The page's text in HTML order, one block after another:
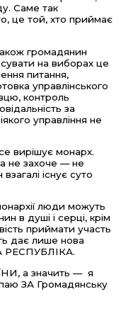
Саме так
це той, хто приймає
громадянин
на виборах це
питання,
управлінського
контроль
за
управління не
вирішує монарх.
не захоче — не
існує суто
люди можуть
в душі і серці, крім
приймати участь
дає лише нова
РЕСПУБЛІКА.
а значить — я
ЗА Громадянську